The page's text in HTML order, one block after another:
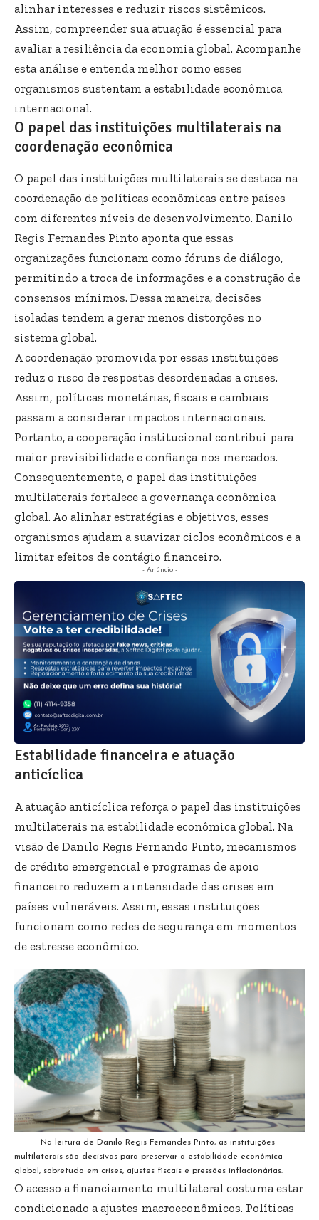
alinhar interesses e reduzir riscos sistêmicos.
Assim, compreender sua atuação é essencial para
avaliar a resiliência da economia global. Acompanhe
esta análise e entenda melhor como esses
organismos sustentam a estabilidade econômica
internacional.
O papel das instituições multilaterais na
coordenação econômica
O papel das instituições multilaterais se destaca na
coordenação de políticas econômicas entre países
com diferentes níveis de desenvolvimento. Danilo
Regis Fernandes Pinto aponta que essas
organizações funcionam como fóruns de diálogo,
permitindo a troca de informações e a construção de
consensos mínimos. Dessa maneira, decisões
isoladas tendem a gerar menos distorções no
sistema global.
A coordenação promovida por essas instituições
reduz o risco de respostas desordenadas a crises.
Assim, políticas monetárias, fiscais e cambiais
passam a considerar impactos internacionais.
Portanto, a cooperação institucional contribui para
maior previsibilidade e confiança nos mercados.
Consequentemente, o papel das instituições
multilaterais fortalece a governança econômica
global. Ao alinhar estratégias e objetivos, esses
organismos ajudam a suavizar ciclos econômicos e a
limitar efeitos de contágio financeiro.
- Anúncio -
Estabilidade financeira e atuação
anticíclica
A atuação anticíclica reforça o papel das instituições
multilaterais na estabilidade econômica global. Na
visão de Danilo Regis Fernando Pinto, mecanismos
de crédito emergencial e programas de apoio
financeiro reduzem a intensidade das crises em
países vulneráveis. Assim, essas instituições
funcionam como redes de segurança em momentos
de estresse econômico.
Na leitura de Danilo Regis Fernandes Pinto, as instituições
multilaterais são decisivas para preservar a estabilidade económica
global, sobretudo em crises, ajustes fiscais e pressões inflacionárias.
O acesso a financiamento multilateral costuma estar
condicionado a ajustes macroeconômicos. Políticas